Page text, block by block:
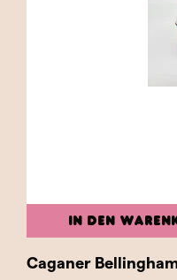
IN DEN
Caganer